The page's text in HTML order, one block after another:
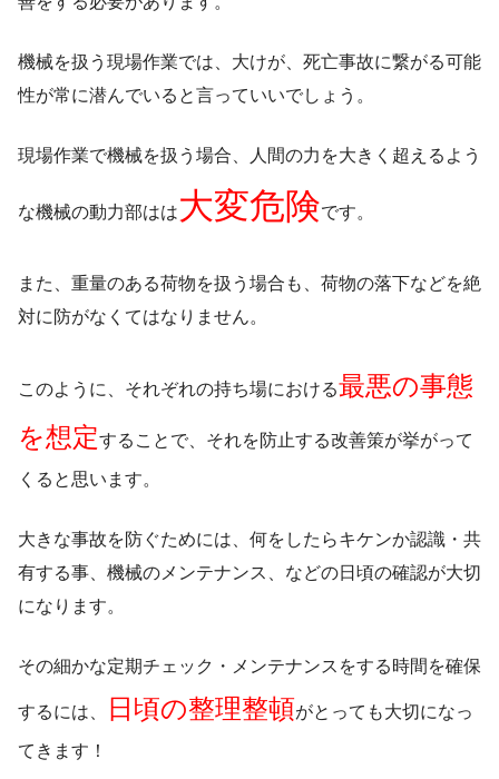
機械を扱う現場作業では、大けが、死亡事故に繋がる可能
性が常に潜んでいると言っていいでしょう。
現場作業で機械を扱う場合、人間の力を大きく超えるよう
な機械の動力部はは大変危険です。
また、重量のある荷物を扱う場合も、荷物の落下などを絶
対に防がなくてはなりません。
このように、それぞれの持ち場における最悪の事態
を想定することで、それを防止する改善策が挙がって
くると思います。
大きな事故を防ぐためには、何をしたらキケンか認識・共
有する事、機械のメンテナンス、などの日頃の確認が大切
になります。
その細かな定期チェック・メンテナンスをする時間を確保
するには、 日頃の整理整頓がとっても大切になっ
てきます！